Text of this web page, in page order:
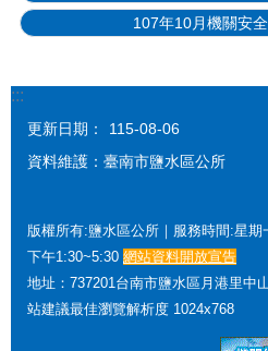
107年10月機關安
:::
更新日期：
115-08-06
資料維護：臺南市鹽水區公所
版權所有:鹽水區公所｜服務時間:星
下午1:30~5:30 網站資料開放宣告
地址：737201台南市鹽水區月港里中
站建議最佳瀏覽解析度 1024x768